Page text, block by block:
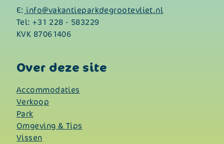
E: info@vakantieparkdegrootevliet.nl
Tel:+31 228 - 583229
KVK 87061406
Over deze site
Accommodaties
Verkoop
Park
Omgeving & Tips
Vissen